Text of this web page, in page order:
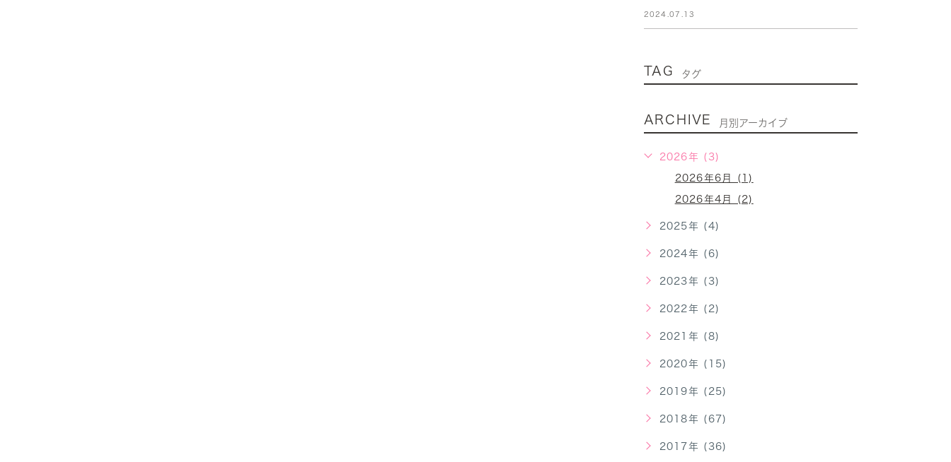
2024.07.13
TAG タグ
ARCHIVE 月別アーカイブ
2026年 (3)
2026年6月 (1)
2026年4月 (2)
2025年 (4)
2024年 (6)
2023年 (3)
2022年 (2)
2021年 (8)
2020年 (15)
2019年 (25)
2018年 (67)
2017年 (36)